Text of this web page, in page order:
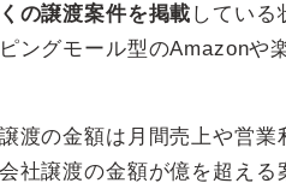
の譲渡案件を掲載 している
ングモール型のAmazonや
渡の金額は月間売上や営
社譲渡の金額が億を超え